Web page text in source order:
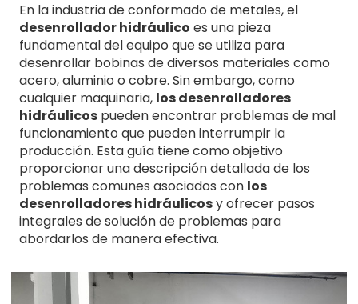
En la industria de conformado de metales, el
desenrollador hidráulico es una pieza
fundamental del equipo que se utiliza para
desenrollar bobinas de diversos materiales como
acero, aluminio o cobre. Sin embargo, como
cualquier maquinaria, los desenrolladores
hidráulicos pueden encontrar problemas de mal
funcionamiento que pueden interrumpir la
producción. Esta guía tiene como objetivo
proporcionar una descripción detallada de los
problemas comunes asociados con los
desenrolladores hidráulicosy ofrecer pasos
integrales de solución de problemas para
abordarlos de manera efectiva.